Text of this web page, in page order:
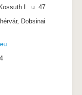
L. u. 47.
Dobsinai